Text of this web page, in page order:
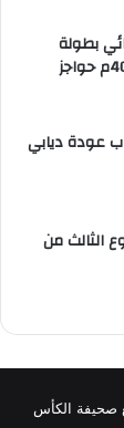
بطولة
عودة ديابي
الثالث من
صحيفة الكأس